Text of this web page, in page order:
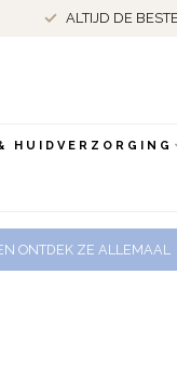
ALTIJD DE
HUIDVERZORGING
ONTDEK ZE ALLEMAAL